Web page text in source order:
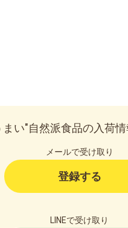
まい"自然派食品の入荷情
メールで受け取り
登録する
LINEで受け取り